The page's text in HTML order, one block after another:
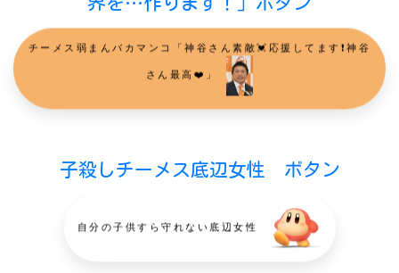
チーメス弱まんバカマンコ「神谷さん素敵💓応援してます❗️神谷
さん最高❤️」
子殺しチーメス底辺女性 ボタン
自分の子供すら守れない底辺女性